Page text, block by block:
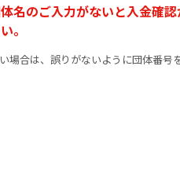
名のご入力がないと入金確
。
場合は、誤りがないように団体番号